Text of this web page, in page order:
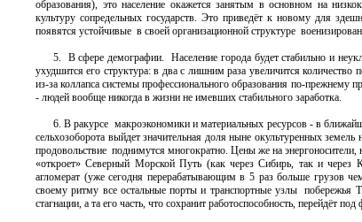
образования), это население окажется занятым в основном на
культуру сопредельных государств. Это приведёт к новому для
появятся устойчивые в своей организационной структуре
5. В сфере демографии. Население города будет стабильно и
ухудшится его структура: в два с лишним раза увеличится
из-за коллапса системы профессионального образования по-прежнему
- людей вообще никогда в жизни не имевших стабильного заработка.
6. В ракурсе макроэкономики и материальных ресурсов - в
сельхозоборота выйдет значительная доля ныне окультуренных
продовольствие поднимутся многократно. Цены же на энергоносители,
«откроет» Северный Морской Путь (как через Сибирь, так и через
агломерат (уже сегодня перерабатывающим в 5 раз больше грузов
своему ритму все остальные порты и транспортные узлы побережья
стагнации, а та его часть, что сохранит работоспособность, перейдёт